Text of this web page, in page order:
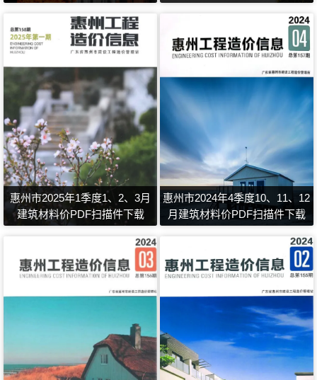
惠州市2025年1季度1、2、3月
建筑材料价PDF扫描件下载
惠州市2024年4季度10、11、12
月建筑材料价PDF扫描件下载